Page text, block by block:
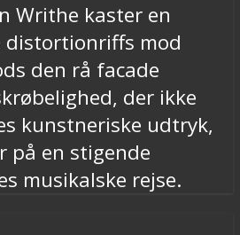
Writhe kaster en
mod
den rå facade
der ikke
kunstneriske udtryk,
på en stigende
musikalske rejse.